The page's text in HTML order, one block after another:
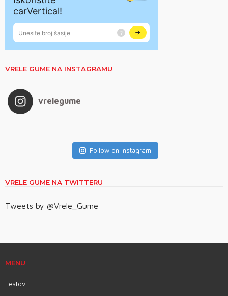
VRELE GUME NA INSTAGRAMU
vrelegume
Follow on Instagram
VRELE GUME NA TWITTERU
Tweets by @Vrele_Gume
MENU
Testovi